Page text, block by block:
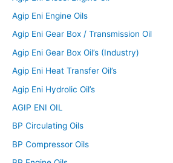
Agip Eni Engine Oils
Agip Eni Gear Box / Transmission Oil
Agip Eni Gear Box Oil’s (Industry)
Agip Eni Heat Transfer Oil’s
Agip Eni Hydrolic Oil’s
AGIP ENI OIL
BP Circulating Oils
BP Compressor Oils